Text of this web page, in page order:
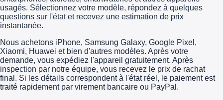
usagés. Sélectionnez votre modèle, répondez à quelques
questions sur l'état et recevez une estimation de prix
instantanée.
Nous achetons iPhone, Samsung Galaxy, Google Pixel,
Xiaomi, Huawei et bien d'autres modèles. Après votre
demande, vous expédiez l'appareil gratuitement. Après
inspection par notre équipe, vous recevez le prix de rachat
final. Si les détails correspondent à l'état réel, le paiement est
traité rapidement par virement bancaire ou PayPal.